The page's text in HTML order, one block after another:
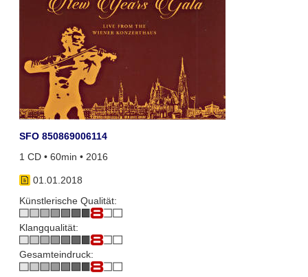
SFO 850869006114
1 CD • 60min • 2016
01.01.2018
Künstlerische Qualität:
Klangqualität:
Gesamteindruck: